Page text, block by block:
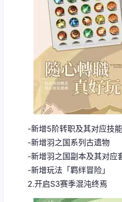
-新增5阶转职及其对应技能
-新增羽之国系列古遗物
-新增羽之国副本及其对应
-新增玩法「羁绊冒险」
2.开启S3赛季混沌终焉